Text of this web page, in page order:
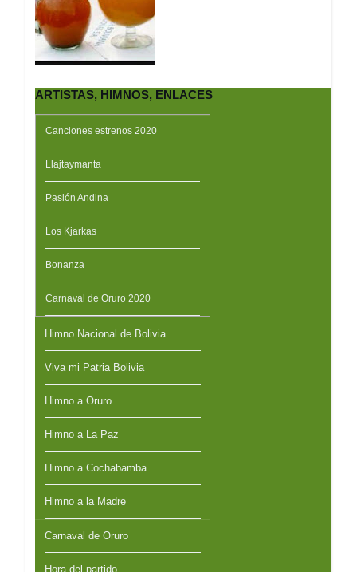
ARTISTAS, HIMNOS, ENLACES
Canciones estrenos 2020
Llajtaymanta
Pasión Andina
Los Kjarkas
Bonanza
Carnaval de Oruro 2020
Himno Nacional de Bolivia
Viva mi Patria Bolivia
Himno a Oruro
Himno a La Paz
Himno a Cochabamba
Himno a la Madre
Carnaval de Oruro
Hora del partido